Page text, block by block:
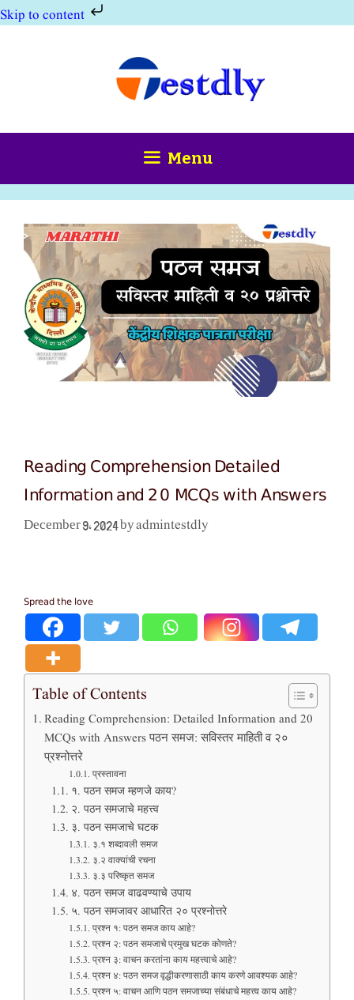
Skip to content
Menu
Reading Comprehension Detailed
Information and 20 MCQs with Answers
December 9, 2024 byadmintestdly
Spread the love
Table of Contents
Reading Comprehension: Detailed Information and 20
MCQs with Answers पठन समज: सविस्तर माहिती व २०
प्रश्नोत्तरे
प्रस्तावना
१. पठन समज म्हणजे काय?
२. पठन समजाचे महत्त्व
३. पठन समजाचे घटक
३.१ शब्दावली समज
३.२ वाक्यांची रचना
३.३ परिष्कृत समज
४. पठन समज वाढवण्याचे उपाय
५. पठन समजावर आधारित २० प्रश्नोत्तरे
प्रश्न १: पठन समज काय आहे?
प्रश्न २: पठन समजाचे प्रमुख घटक कोणते?
प्रश्न ३: वाचन करतांना काय महत्त्वाचे आहे?
प्रश्न ४: पठन समज वृद्धीकरणासाठी काय करणे आवश्यक आहे?
प्रश्न ५: वाचन आणि पठन समजाच्या संबंधाचे महत्त्व काय आहे?